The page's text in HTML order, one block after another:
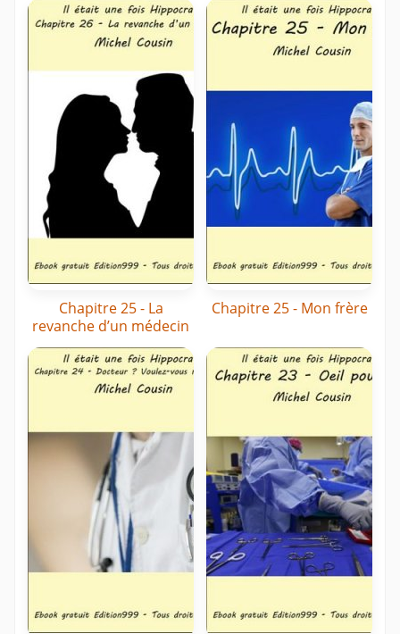
Chapitre 25 - La
revanche d’un médecin
Chapitre 25 - Mon frère